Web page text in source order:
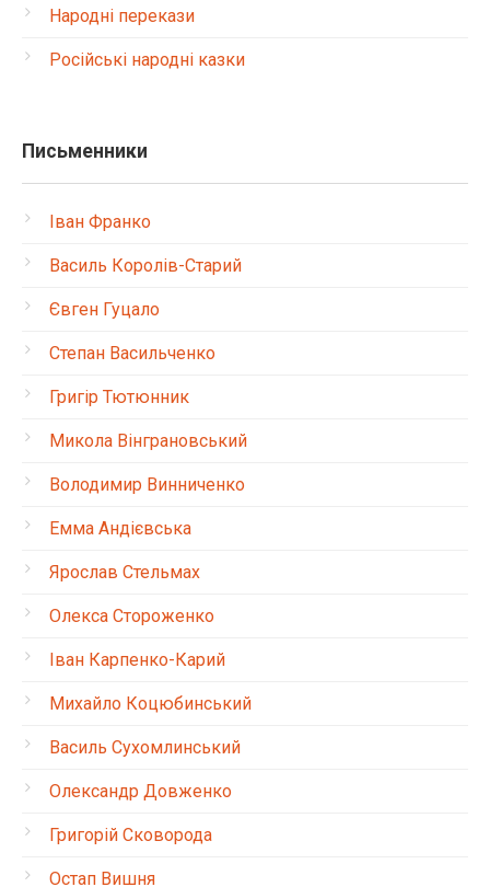
Народні перекази
Російські народні казки
Письменники
Іван Франко
Василь Королів-Старий
Євген Гуцало
Степан Васильченко
Григір Тютюнник
Микола Вінграновський
Володимир Винниченко
Емма Андієвська
Ярослав Стельмах
Олекса Стороженко
Іван Карпенко-Карий
Михайло Коцюбинський
Василь Сухомлинський
Олександр Довженко
Григорій Сковорода
Остап Вишня